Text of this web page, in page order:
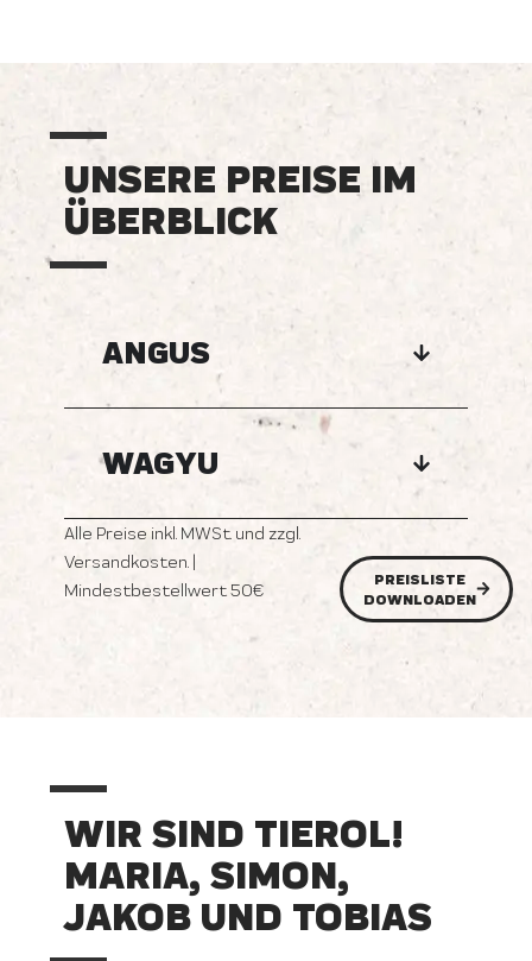
UNSERE PREISE IM
ÜBERBLICK
ANGUS
WAGYU
Alle Preise inkl. MWSt. und zzgl.
Versandkosten. |
Mindestbestellwert 50€
PREISLISTE
DOWNLOADEN
WIR SIND TIEROL!
MARIA, SIMON,
JAKOB UND TOBIAS